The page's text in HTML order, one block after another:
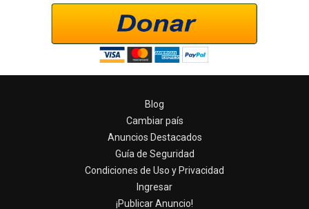
Blog
Cambiar país
Anuncios Destacados
Guía de Seguridad
Condiciones de Uso y Privacidad
Ingresar
¡Publicar Anuncio!